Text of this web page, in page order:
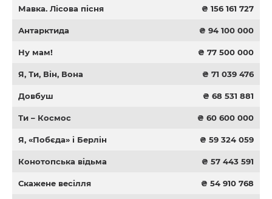
Мавка. Лісова пісня ₴ 156 161 727
Антарктида ₴ 94 100 000
Ну мам! ₴ 77 500 000
Я, Ти, Він, Вона ₴ 71 039 476
Довбуш ₴ 68 531 881
Ти – Космос ₴ 60 600 000
Я, «Побєда» і Берлін ₴ 59 324 059
Конотопська відьма ₴ 57 443 591
Скажене весілля ₴ 54 910 768